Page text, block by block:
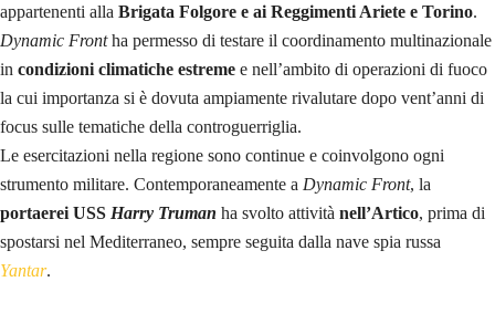
appartenenti alla Brigata Folgore e ai Reggimenti Ariete e Torino.
Dynamic Frontha permesso di testare il coordinamento multinazionale
in condizioni climatiche estreme e nell’ambito di operazioni di fuoco
la cui importanza si è dovuta ampiamente rivalutare dopo vent’anni di
focus sulle tematiche della controguerriglia.
Le esercitazioni nella regione sono continue e coinvolgono ogni
strumento militare. Contemporaneamente a Dynamic Front, la
portaerei USS Harry Truman ha svolto attività nell’Artico, prima di
spostarsi nel Mediterraneo, sempre seguita dalla nave spia russa
Yantar.